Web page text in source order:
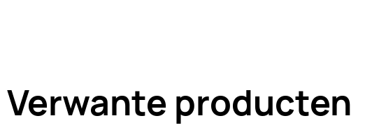
Verwante producten